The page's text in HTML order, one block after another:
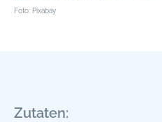
Foto: Pixabay
Zutaten: